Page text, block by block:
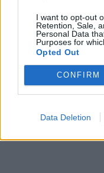
I want to opt-out
Retention, Sale,
Personal Data
Purposes for
Opted Out
CONFIRM
Data Deletion